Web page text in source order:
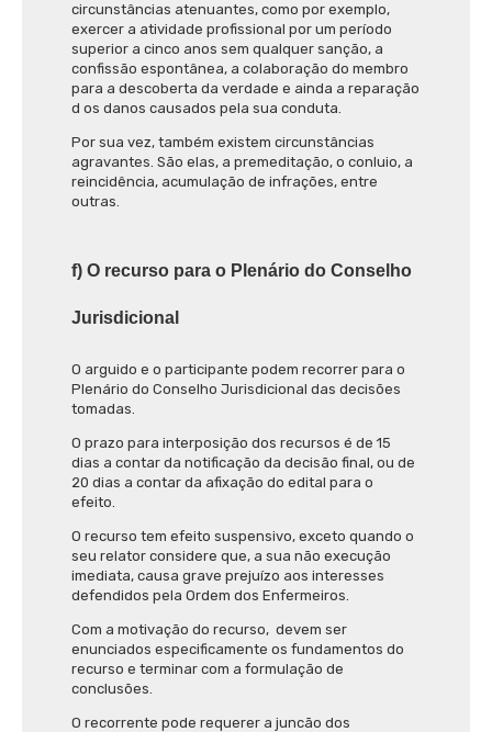
circunstâncias atenuantes, como por exemplo,
exercer a atividade profissional por um período
superior a cinco anos sem qualquer sanção, a
confissão espontânea, a colaboração do membro
para a descoberta da verdade e ainda a reparação
d os danos causados pela sua conduta.
Por sua vez, também existem circunstâncias
agravantes. São elas, a premeditação, o conluio, a
reincidência, acumulação de infrações, entre
outras.
f) O recurso para o Plenário do Conselho
Jurisdicional
O arguido e o participante podem recorrer para o
Plenário do Conselho Jurisdicional das decisões
tomadas.
O prazo para interposição dos recursos é de 15
dias a contar da notificação da decisão final, ou de
20 dias a contar da afixação do edital para o
efeito.
O recurso tem efeito suspensivo, exceto quando o
seu relator considere que, a sua não execução
imediata, causa grave prejuízo aos interesses
defendidos pela Ordem dos Enfermeiros.
Com a motivação do recurso, devem ser
enunciados especificamente os fundamentos do
recurso e terminar com a formulação de
conclusões.
O recorrente pode requerer a juncão dos